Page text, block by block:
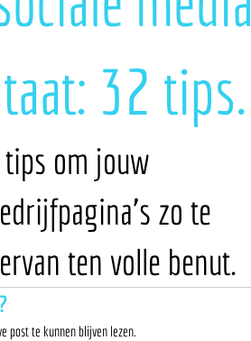
32 tips.
om jouw
zo te
ten volle benut.
post te kunnen blijven lezen.